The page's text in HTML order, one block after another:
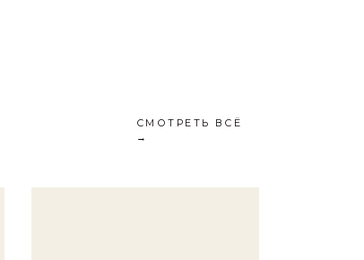
СМОТРЕТЬ ВСЁ
→